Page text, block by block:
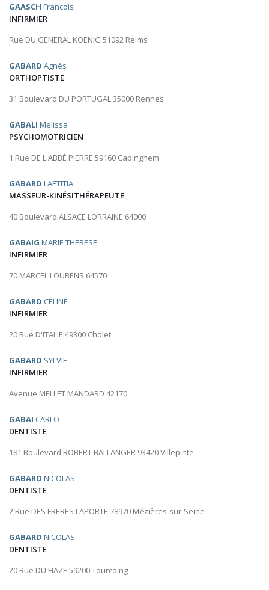
GAASCH François
INFIRMIER
Rue DU GENERAL KOENIG 51092 Reims
GABARD Agnès
ORTHOPTISTE
31 Boulevard DU PORTUGAL 35000 Rennes
GABALI Melissa
PSYCHOMOTRICIEN
1 Rue DE L'ABBÉ PIERRE 59160 Capinghem
GABARD LAETITIA
MASSEUR-KINÉSITHÉRAPEUTE
40 Boulevard ALSACE LORRAINE 64000
GABAIG MARIE THERESE
INFIRMIER
70 MARCEL LOUBENS 64570
GABARD CELINE
INFIRMIER
20 Rue D'ITALIE 49300 Cholet
GABARD SYLVIE
INFIRMIER
Avenue MELLET MANDARD 42170
GABAI CARLO
DENTISTE
181 Boulevard ROBERT BALLANGER 93420 Villepinte
GABARD NICOLAS
DENTISTE
2 Rue DES FRERES LAPORTE 78970 Mézières-sur-Seine
GABARD NICOLAS
DENTISTE
20 Rue DU HAZE 59200 Tourcoing